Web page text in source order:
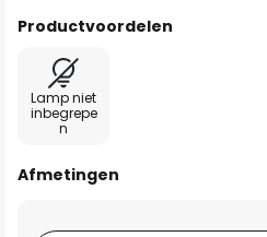
Productvoordelen
Lamp niet
inbegrepe
n
Afmetingen